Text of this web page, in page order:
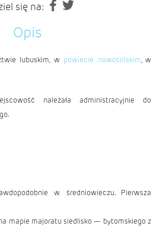
się na:
Opis
lubuskim, w powiecie nowosolskim, w
należała administracyjnie do
w średniowieczu. Pierwsza
mapie majoratu siedlisko — bytomskiego z